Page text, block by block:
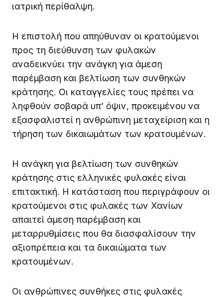
ιατρική περίθαλψη.
Η επιστολή που απηύθυναν οι κρατούμενοι
προς τη διεύθυνση των φυλακών
αναδεικνύει την ανάγκη για άμεση
παρέμβαση και βελτίωση των συνθηκών
κράτησης. Οι καταγγελίες τους πρέπει να
ληφθούν σοβαρά υπ’ όψιν, προκειμένου να
εξασφαλιστεί η ανθρώπινη μεταχείριση και η
τήρηση των δικαιωμάτων των κρατουμένων.
Η ανάγκη για βελτίωση των συνθηκών
κράτησης στις ελληνικές φυλακές είναι
επιτακτική. Η κατάσταση που περιγράφουν οι
κρατούμενοι στις φυλακές των Χανίων
απαιτεί άμεση παρέμβαση και
μεταρρυθμίσεις που θα διασφαλίσουν την
αξιοπρέπεια και τα δικαιώματα των
κρατουμένων.
Οι ανθρώπινες συνθήκες στις φυλακές